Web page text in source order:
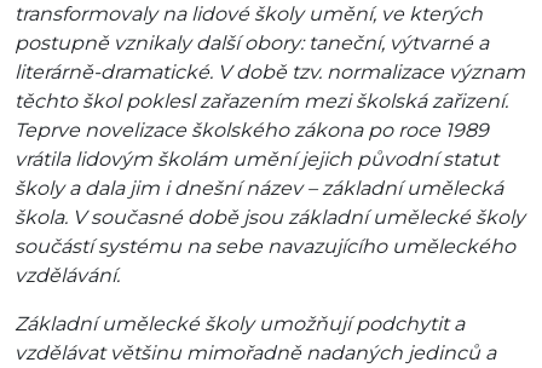
transformovaly na lidové školy umění, ve kterých
postupně vznikaly další obory: taneční, výtvarné a
literárně-dramatické. V době tzv. normalizace význam
těchto škol poklesl zařazením mezi školská zařizení.
Teprve novelizace školského zákona po roce 1989
vrátila lidovým školám umění jejich původní statut
školy a dala jim i dnešní název – základní umělecká
škola. V současné době jsou základní umělecké školy
součástí systému na sebe navazujícího uměleckého
vzdělávání.
Základní umělecké školy umožňují podchytit a
vzdělávat většinu mimořadně nadaných jedinců a